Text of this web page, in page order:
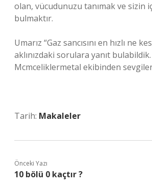
olan, vücudunuzu tanımak ve sizin
bulmaktır.
Umarız “Gaz sancısını en hızlı ne
aklınızdaki sorulara yanıt bulabildik.
Mcmceliklermetal ekibinden
Tarih: Makaleler
Önceki Yazı
10 bölü 0 kaçtır ?